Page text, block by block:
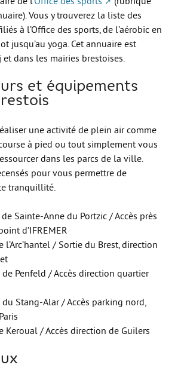
Formations
/ interculturels
Vous y trouverez la liste des
à l’Office des sports, de l’aérobic en
jusqu’au yoga. Cet annuaire est
dans les mairies brestoises.
et équipements
une activité de plein air comme
à pied ou tout simplement vous
dans les parcs de la ville.
pour vous permettre de
tranquillité.
Sainte-Anne du Portzic / Accès près
d’IFREMER
l’Arc’hantel / Sortie du Brest, direction
de Penfeld / Accès direction quartier
du Stang-Alar / Accès parking nord,
Keroual / Accès direction de Guilers